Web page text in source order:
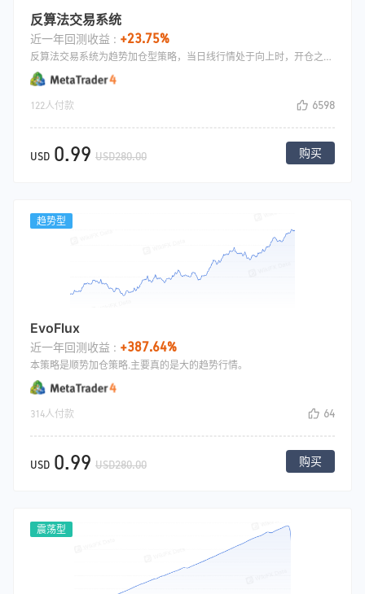
反算法交易系统
近一年回测收益 : +23.75%
反算法交易系统为趋势加仓型策略，当日线行情处于向上时，开仓之后如果盈利则盈利加仓,直到盈利金额超过设定金额，全部平仓, 开仓之后首单设置止损平仓.
122人付款 6598
USD 0.99 USD280.00 购买
趋势型
EvoFlux
近一年回测收益 : +387.64%
本策略是顺势加仓策略.主要真的是大的趋势行情。
314人付款 64
USD 0.99 USD280.00 购买
震荡型